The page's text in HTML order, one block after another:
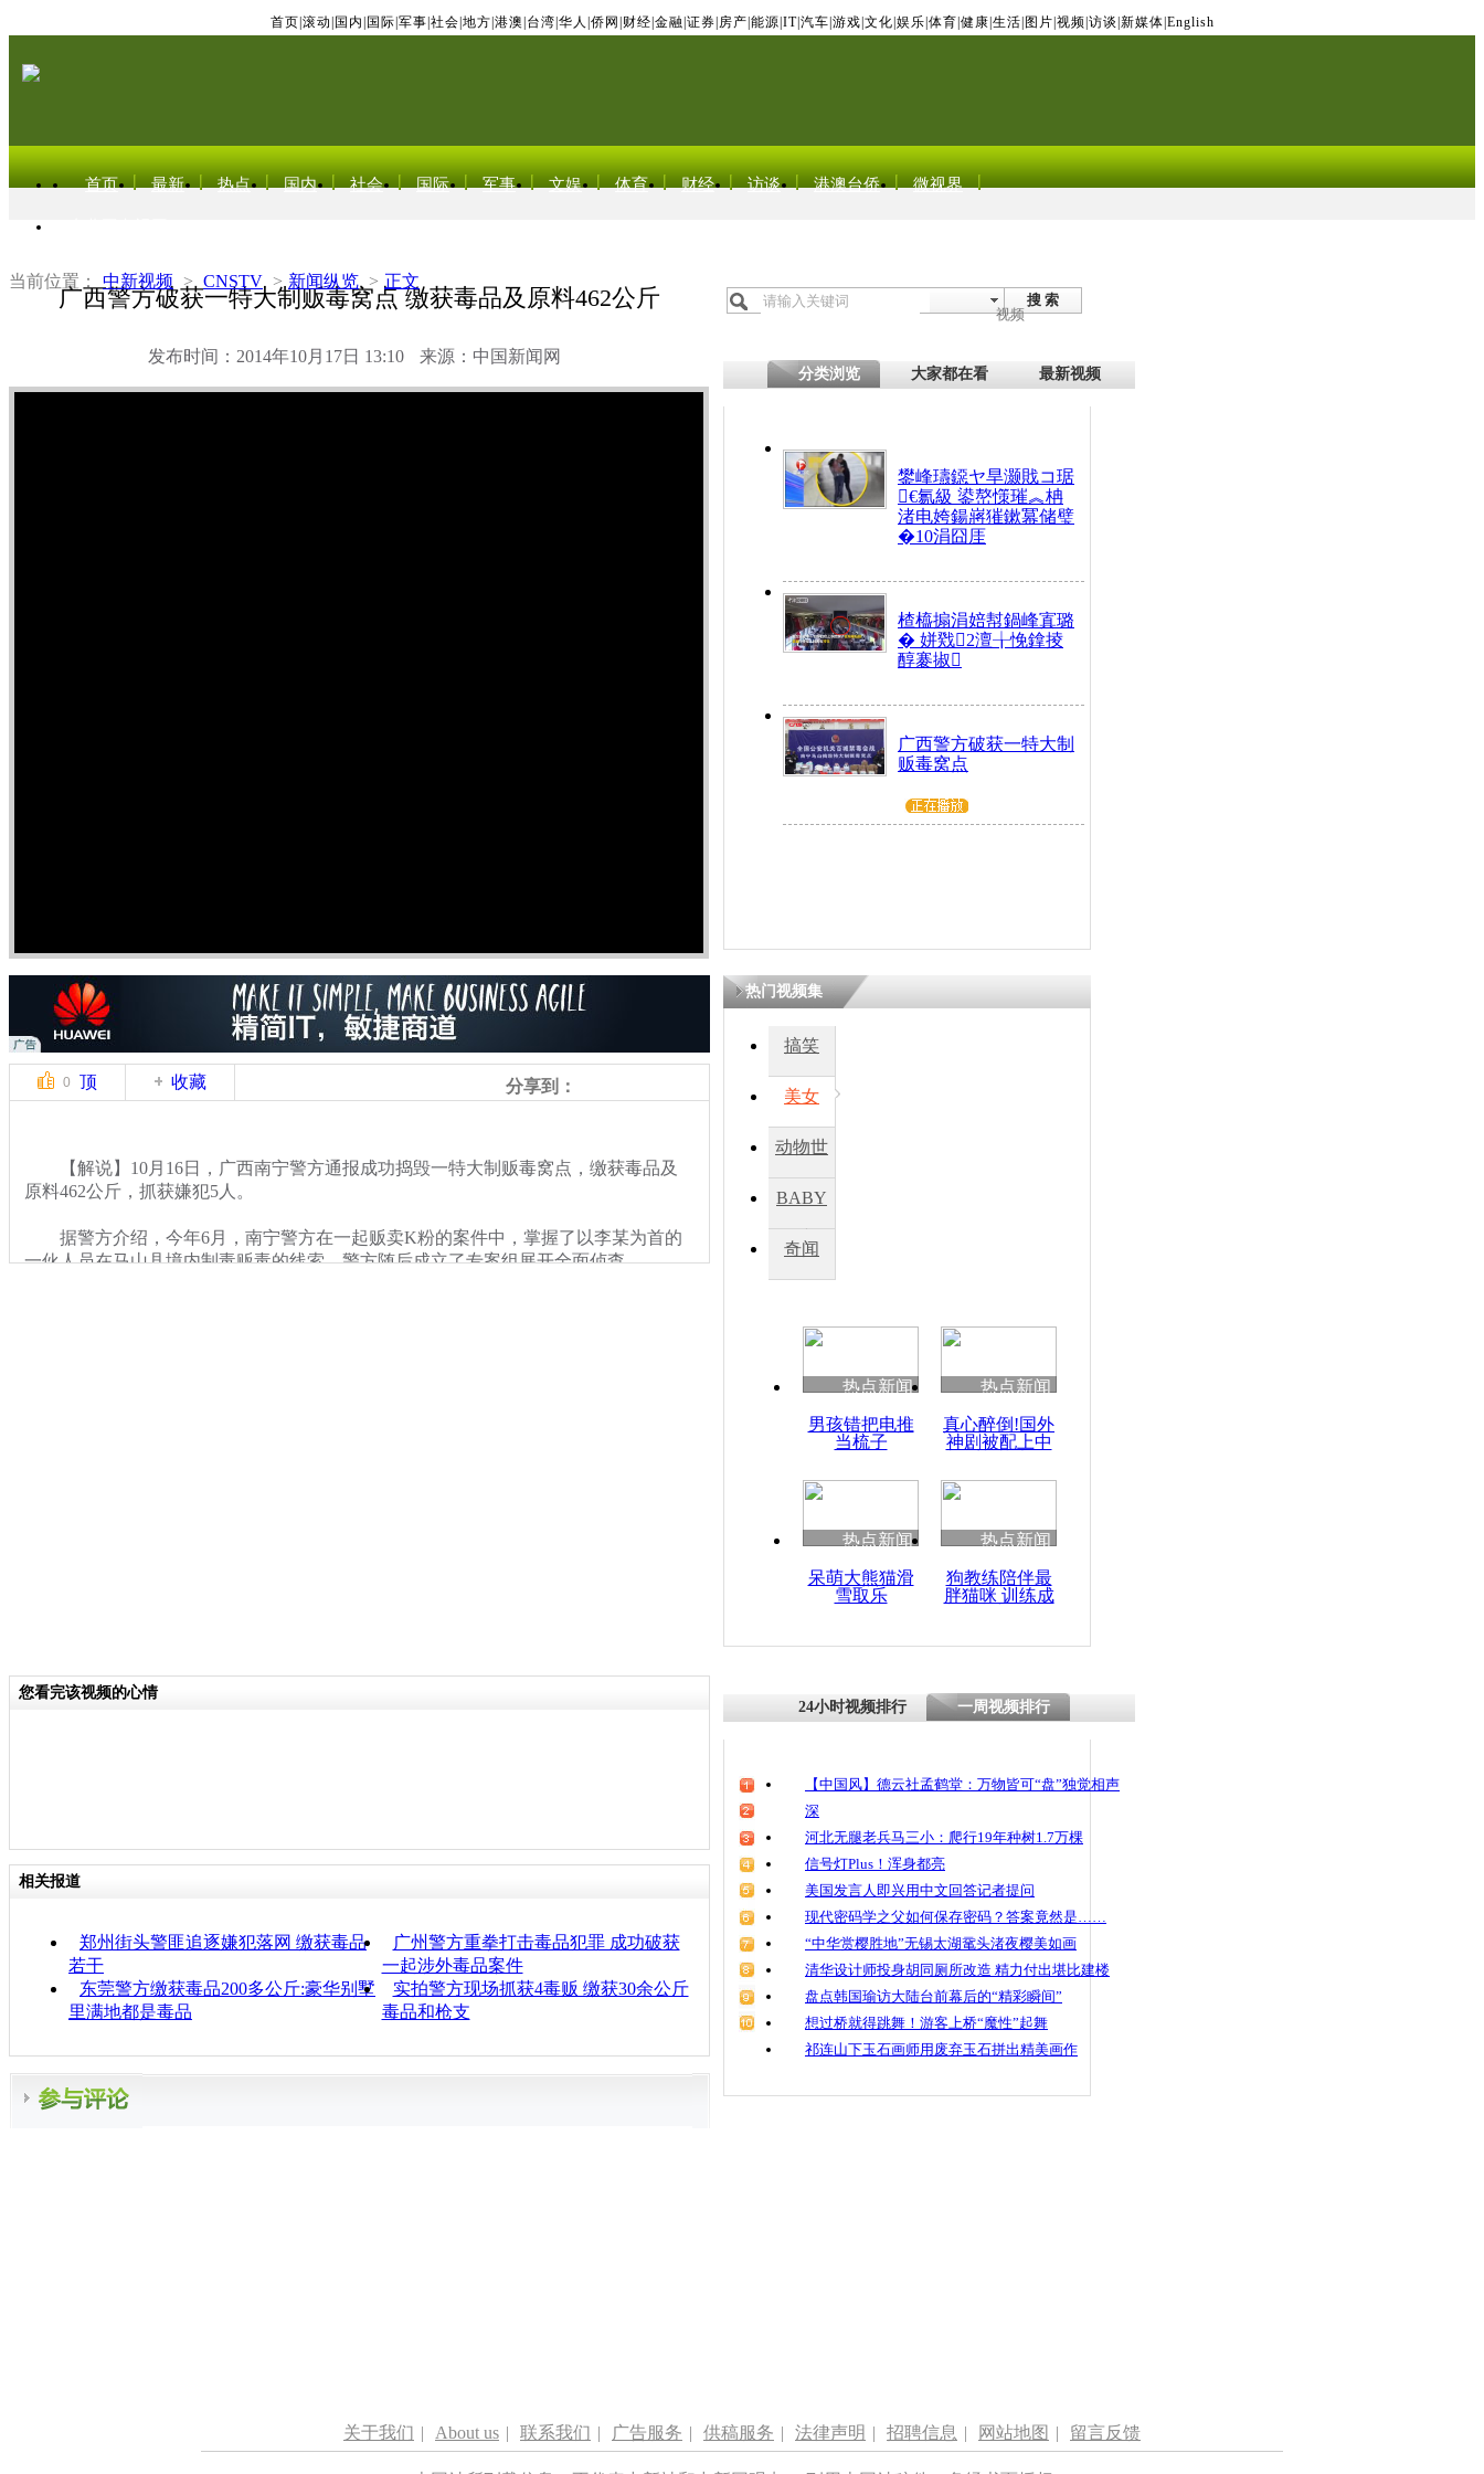
首页 滚动 国内 国际 军事 社会 地方 港澳 台湾 华人 侨网 财经 金融 证券 房产 能源 IT| 汽车 游戏 文化 娱乐 体育 健康 生活 图片 视频 访谈 新媒体 English
首页 最新 热点 国内 社会 国际 军事 文娱 体育 财经 访谈 港澳台侨 微视界
当前位置： 中新视频 > CNSTV > 新闻纵览 > 正文
广西警方破获一特大制贩毒窝点 缴获毒品及原料462公斤
发布时间：2014年10月17日 13:10 来源：中国新闻网
搜 索
视频
分类浏览 大家都在看 最新视频
鐢峰瓙鐚ヤ旱灏戝コ琚
€氱級 鍙嶅憡璀︽柟
渚电姱鍚嶈獕鏉冪储璧
�10涓囧厓
楂橀搧涓婄幇鍋峰寘璐
� 姘戣2澶╁悗鎿掕
醇褰掓
广西警方破获一特大制
贩毒窝点
0 顶 收藏 分享到：
【解说】10月16日，广西南宁警方通报成功捣毁一特大制贩毒窝点，缴获毒品及
原料462公斤，抓获嫌犯5人。
据警方介绍，今年6月，南宁警方在一起贩卖K粉的案件中，掌握了以李某为首的
一伙人员在马山县境内制毒贩毒的线索。警方随后成立了专案组展开全面侦查。
热门视频集
搞笑
美女
动物世
BABY
秀
奇闻
热点新闻
男孩错把电推
当梳子
热点新闻
真心醉倒!国外
神剧被配上中
热点新闻
呆萌大熊猫滑
雪取乐
热点新闻
狗教练陪伴最
胖猫咪 训练成
您看完该视频的心情
相关报道
郑州街头警匪追逐嫌犯落网 缴获毒品
若干
广州警方重拳打击毒品犯罪 成功破获
一起涉外毒品案件
东莞警方缴获毒品200多公斤:豪华别墅
里满地都是毒品
实拍警方现场抓获4毒贩 缴获30余公斤
毒品和枪支
24小时视频排行 一周视频排行
【中国风】德云社孟鹤堂：万物皆可“盘”独觉相声
深
河北无腿老兵马三小：爬行19年种树1.7万棵
信号灯Plus！浑身都亮
美国发言人即兴用中文回答记者提问
现代密码学之父如何保存密码？答案竟然是……
“中华赏樱胜地”无锡太湖鼋头渚夜樱美如画
清华设计师投身胡同厕所改造 精力付出堪比建楼
盘点韩国瑜访大陆台前幕后的“精彩瞬间”
想过桥就得跳舞！游客上桥“魔性”起舞
祁连山下玉石画师用废弃玉石拼出精美画作
关于我们 | About us | 联系我们 | 广告服务 | 供稿服务 | 法律声明 | 招聘信息 | 网站地图 | 留言反馈